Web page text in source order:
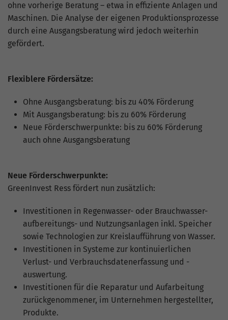
ohne vorherige Beratung – etwa in effiziente Anlagen und
Maschinen. Die Analyse der eigenen Produktionsprozesse
durch eine Ausgangsberatung wird jedoch weiterhin
gefördert.
Flexiblere Fördersätze:
Ohne Ausgangsberatung: bis zu 40% Förderung
Mit Ausgangsberatung: bis zu 60% Förderung
Neue Förderschwerpunkte: bis zu 60% Förderung
auch ohne Ausgangsberatung
Neue Förderschwerpunkte:
GreenInvest Ress fördert nun zusätzlich:
Investitionen in Regenwasser- oder Brauchwasser-
aufbereitungs- und Nutzungsanlagen inkl. Speicher
sowie Technologien zur Kreislaufführung von Wasser.
Investitionen in Systeme zur kontinuierlichen
Verlust- und Verbrauchsdatenerfassung und -
auswertung.
Investitionen für die Reparatur und Aufarbeitung
zurückgenommener, im Unternehmen hergestellter,
Produkte.
Website geht. Die erhobenen Daten
umfassen die Anzahl der Besucher, die
Quelle, aus der sie stammen, und die
Name _gat_G-ZN01JG6TS4
Anbieter Google Analytics
Laufzeit 1 Minute
Dies ist ein von Google Analytics
eindeutige Identitätsnummer des Kontos
oder der Website enthält, auf das es sich
_gat-Cookies zu sein, das verwendet wird,
um die von Google auf Websites mit
hohem Traffic-Aufkommen
aufgezeichnete Datenmenge zu
begrenzen.